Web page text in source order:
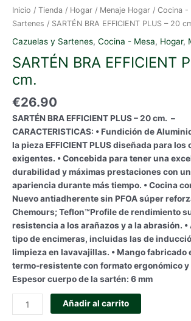
Inicio / Tienda / Hogar / Menaje Hogar / Cocina -
Sartenes / SARTÉN BRA EFFICIENT PLUS – 20
Cazuelas y Sartenes, Cocina - Mesa, Hogar,
SARTÉN BRA EFFICIENT
cm.
€26.90
SARTÉN BRA EFFICIENT PLUS – 20 cm. –
CARACTERISTICAS: • Fundición de
la pieza EFFICIENT PLUS diseñada para
exigentes. • Concebida para tener una
durabilidad y máximas prestaciones con
apariencia durante más tiempo. • Cocina
Nuevo antiadherente sin PFOA súper
Chemours; Teflon™Profile de rendimiento
resistencia a los arañazos y a la abrasión.
tipo de encimeras, incluidas las de
limpieza en lavavajillas. • Mango fabricado
termo-resistente con formato ergonómico y
Espesor cuerpo de la sartén: 6 mm
SARTÉN
BRA
Añadir al carrito